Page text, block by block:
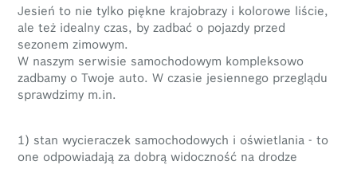
Jesień to nie tylko piękne krajobrazy i kolorowe liście,
ale też idealny czas, by zadbać o pojazdy przed
sezonem zimowym.
W naszym serwisie samochodowym kompleksowo
zadbamy o Twoje auto. W czasie jesiennego przeglądu
sprawdzimy m.in.
1) stan wycieraczek samochodowych i oświetlania - to
one odpowiadają za dobrą widoczność na drodze